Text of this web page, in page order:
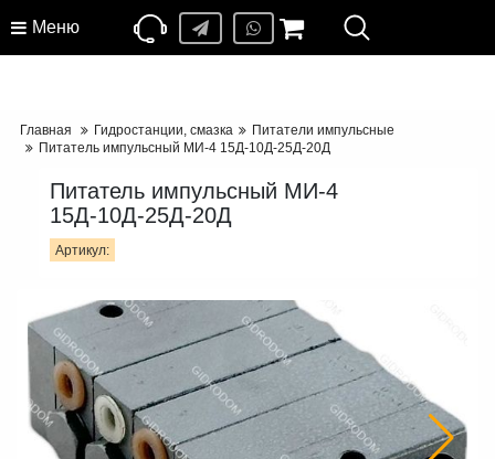
Меню
Главная Гидростанции, смазка
Питатели импульсные
Питатель импульсный МИ-4 15Д-10Д-25Д-20Д
Питатель импульсный МИ-4
15Д-10Д-25Д-20Д
Артикул: